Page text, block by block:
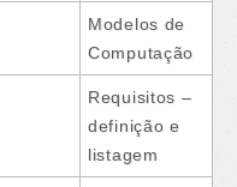
Modelos de
Computação
Requisitos –
definição e
listagem